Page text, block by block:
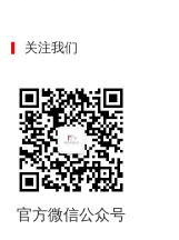
关注我们
官方微信公众号